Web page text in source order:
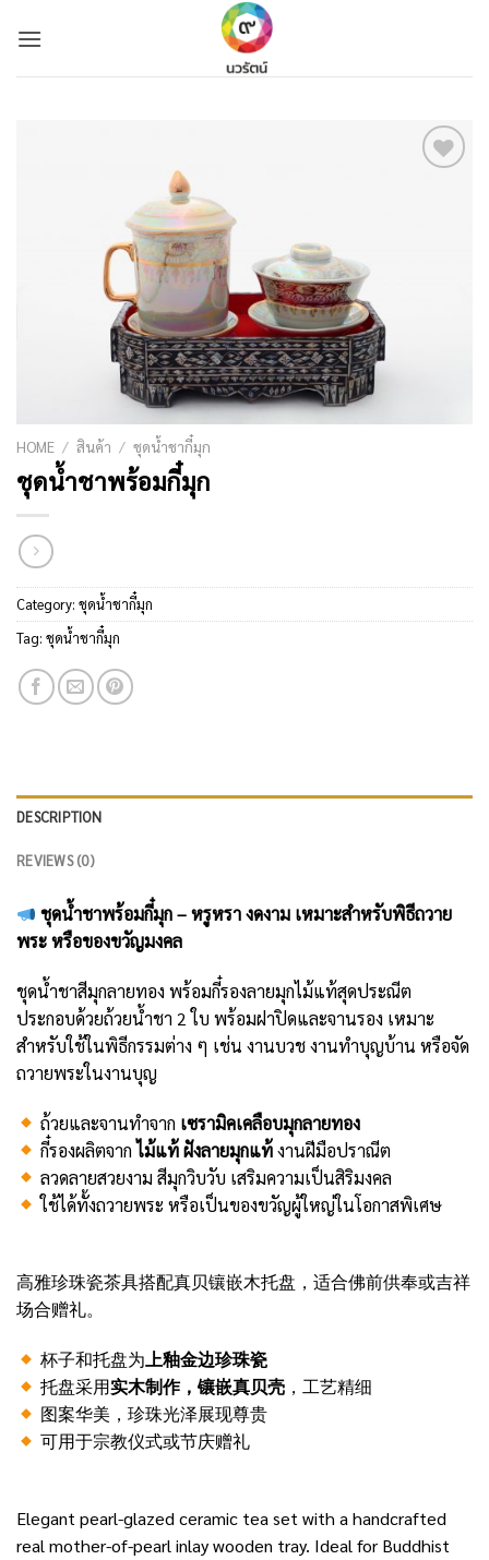
HOME / สินค้า / ชุดน้ำชากี๋มุก
ชุดน้ำชาพร้อมกี๋มุก
Category: ชุดน้ำชากี๋มุก
Tag: ชุดน้ำชากี๋มุก
DESCRIPTION
REVIEWS (0)
ชุดน้ำชาพร้อมกี๋มุก – หรูหรา งดงาม เหมาะสำหรับพิธีถวาย
พระ หรือของขวัญมงคล
ชุดน้ำชาสีมุกลายทอง พร้อมกี๋รองลายมุกไม้แท้สุดประณีต
ประกอบด้วยถ้วยน้ำชา 2 ใบ พร้อมฝาปิดและจานรอง เหมาะ
สำหรับใช้ในพิธีกรรมต่าง ๆ เช่น งานบวช งานทำบุญบ้าน หรือจัด
ถวายพระในงานบุญ
ถ้วยและจานทำจาก เซรามิคเคลือบมุกลายทอง
กี๋รองผลิตจากไม้แท้ ฝังลายมุกแท้งานฝีมือปราณีต
ลวดลายสวยงาม สีมุกวิบวับ เสริมความเป็นสิริมงคล
ใช้ได้ทั้งถวายพระ หรือเป็นของขวัญผู้ใหญ่ในโอกาสพิเศษ
高雅珍珠瓷茶具搭配真贝镶嵌木托盘，适合佛前供奉或吉祥
场合赠礼。
杯子和托盘为上釉金边珍珠瓷
托盘采用实木制作，镶嵌真贝壳 ，工艺精细
图案华美，珍珠光泽展现尊贵
可用于宗教仪式或节庆赠礼
Elegant pearl-glazed ceramic tea set with a handcrafted
real mother-of-pearl inlay wooden tray. Ideal for Buddhist